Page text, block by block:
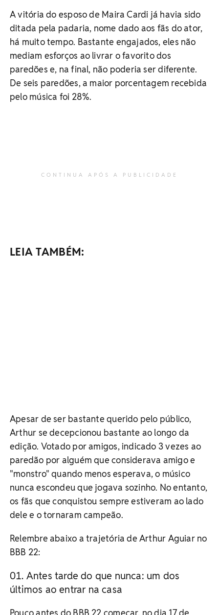
A vitória do esposo de Maira Cardi já havia sido
ditada pela padaria, nome dado aos fãs do ator,
há muito tempo. Bastante engajados, eles não
mediam esforços ao livrar o favorito dos
paredões e, na final, não poderia ser diferente.
De seis paredões, a maior porcentagem recebida
pelo música foi 28%.
CONTINUA APÓS A PUBLICIDADE
LEIA TAMBÉM:
Apesar de ser bastante querido pelo público,
Arthur se decepcionou bastante ao longo da
edição. Votado por amigos, indicado 3 vezes ao
paredão por alguém que considerava amigo e
"monstro" quando menos esperava, o músico
nunca escondeu que jogava sozinho. No entanto,
os fãs que conquistou sempre estiveram ao lado
dele e o tornaram campeão.
Relembre abaixo a trajetória de Arthur Aguiar no
BBB 22:
Antes tarde do que nunca: um dos
últimos ao entrar na casa